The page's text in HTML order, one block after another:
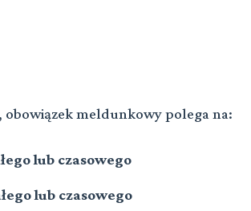
meldunkowy polega na:
lub czasowego
lub czasowego